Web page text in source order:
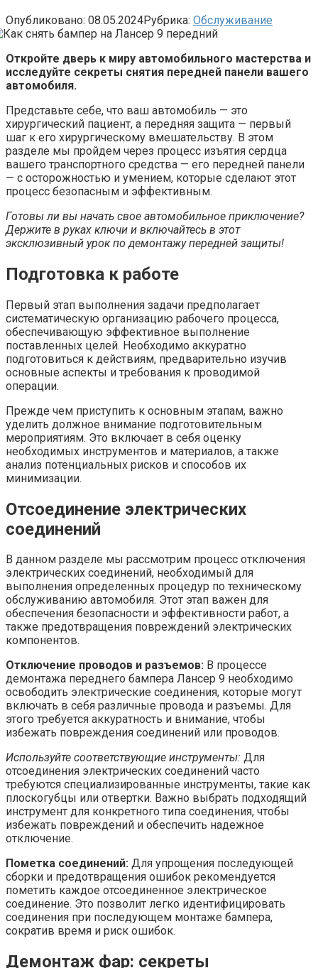
Опубликовано: 08.05.2024Рубрика: Обслуживание
Откройте дверь к миру автомобильного мастерства и
исследуйте секреты снятия передней панели вашего
автомобиля.
Представьте себе, что ваш автомобиль — это
хирургический пациент, а передняя защита — первый
шаг к его хирургическому вмешательству. В этом
разделе мы пройдем через процесс изъятия сердца
вашего транспортного средства — его передней панели
— с осторожностью и умением, которые сделают этот
процесс безопасным и эффективным.
Готовы ли вы начать свое автомобильное приключение?
Держите в руках ключи и включайтесь в этот
эксклюзивный урок по демонтажу передней защиты!
Подготовка к работе
Первый этап выполнения задачи предполагает
систематическую организацию рабочего процесса,
обеспечивающую эффективное выполнение
поставленных целей. Необходимо аккуратно
подготовиться к действиям, предварительно изучив
основные аспекты и требования к проводимой
операции.
Прежде чем приступить к основным этапам, важно
уделить должное внимание подготовительным
мероприятиям. Это включает в себя оценку
необходимых инструментов и материалов, а также
анализ потенциальных рисков и способов их
минимизации.
Отсоединение электрических
соединений
В данном разделе мы рассмотрим процесс отключения
электрических соединений, необходимый для
выполнения определенных процедур по техническому
обслуживанию автомобиля. Этот этап важен для
обеспечения безопасности и эффективности работ, а
также предотвращения повреждений электрических
компонентов.
Отключение проводов и разъемов: В процессе
демонтажа переднего бампера Лансер 9 необходимо
освободить электрические соединения, которые могут
включать в себя различные провода и разъемы. Для
этого требуется аккуратность и внимание, чтобы
избежать повреждения соединений или проводов.
Используйте соответствующие инструменты: Для
отсоединения электрических соединений часто
требуются специализированные инструменты, такие как
плоскогубцы или отвертки. Важно выбрать подходящий
инструмент для конкретного типа соединения, чтобы
избежать повреждений и обеспечить надежное
отключение.
Пометка соединений: Для упрощения последующей
сборки и предотвращения ошибок рекомендуется
пометить каждое отсоединенное электрическое
соединение. Это позволит легко идентифицировать
соединения при последующем монтаже бампера,
сократив время и риск ошибок.
Демонтаж фар: секреты